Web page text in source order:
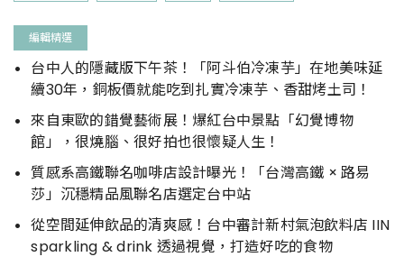
編輯精選
台中人的隱藏版下午茶！「阿斗伯冷凍芋」在地美味延
續30年，銅板價就能吃到扎實冷凍芋、香甜烤土司！
來自東歐的錯覺藝術展！爆紅台中景點「幻覺博物
館」，很燒腦、很好拍也很懷疑人生！
質感系高鐵聯名咖啡店設計曝光！「台灣高鐵 × 路易
莎」沉穩精品風聯名店選定台中站
從空間延伸飲品的清爽感！台中審計新村氣泡飲料店 IIN
sparkling & drink 透過視覺，打造好吃的食物